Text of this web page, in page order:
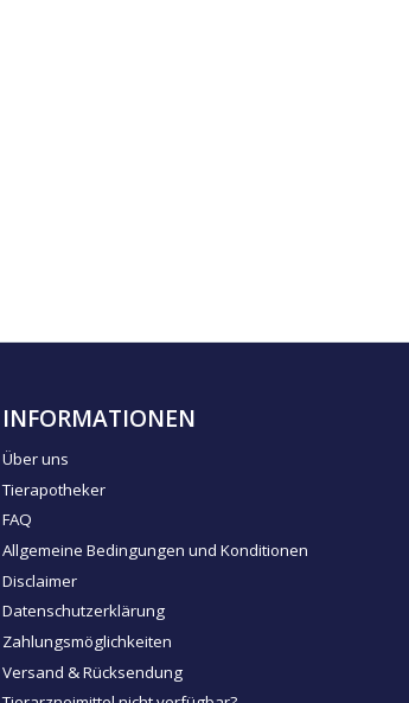
INFORMATIONEN
Über uns
Tierapotheker
FAQ
Allgemeine Bedingungen und Konditionen
Disclaimer
Datenschutzerklärung
Zahlungsmöglichkeiten
Versand & Rücksendung